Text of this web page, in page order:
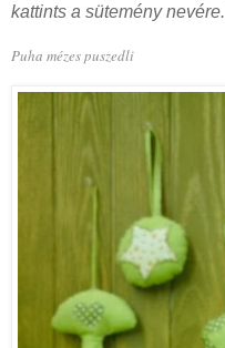
kattints a sütemény nevére.
Puha mézes puszedli